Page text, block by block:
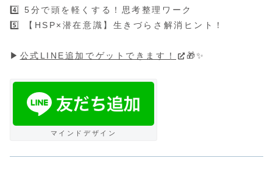
4️⃣ 5分で頭を軽くする！思考整理ワーク
5️⃣ 【HSP×潜在意識】生きづらさ解消ヒント！
▶ 公式LINE追加でゲットできます！ 🎁✨
マインドデザイン